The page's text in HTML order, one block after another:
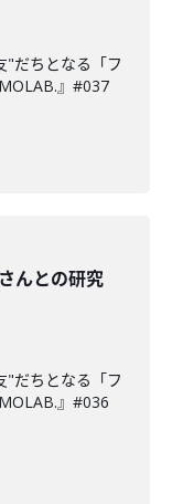
だちとなる「フ
』#037
んとの研究
だちとなる「フ
』#036